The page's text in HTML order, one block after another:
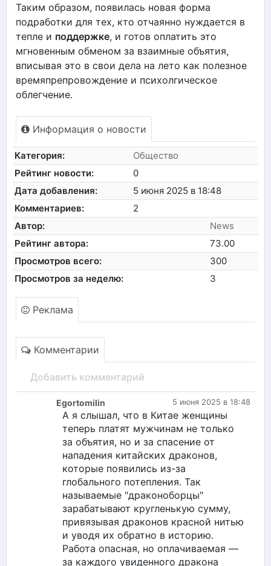
Таким образом, появилась новая форма
подработки для тех, кто отчаянно нуждается в
тепле и поддержке, и готов оплатить это
мгновенным обменом за взаимные объятия,
вписывая это в свои дела на лето как полезное
времяпрепровождение и психолгическое
облегчение.
Информация о новости
Категория:
Общество
Рейтинг новости:
0
Дата добавления:
5 июня 2025 в 18:48
Комментариев:
2
Автор:
News
Рейтинг автора:
73.00
Просмотров всего:
300
Просмотров за неделю:
3
Реклама
Комментарии
Добавить комментарий
5 июня 2025 в 18:48
Egortomilin
А я слышал, что в Китае женщины
теперь платят мужчинам не только
за объятия, но и за спасение от
нападения китайских драконов,
которые появились из-за
глобального потепления. Так
называемые "драконоборцы"
зарабатывают кругленькую сумму,
привязывая драконов красной нитью
и уводя их обратно в историю.
Работа опасная, но оплачиваемая —
за каждого увиденного дракона